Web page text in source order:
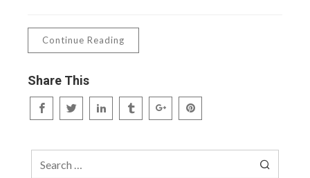
Continue Reading
Share This